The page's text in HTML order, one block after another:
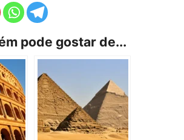
pode gostar de...